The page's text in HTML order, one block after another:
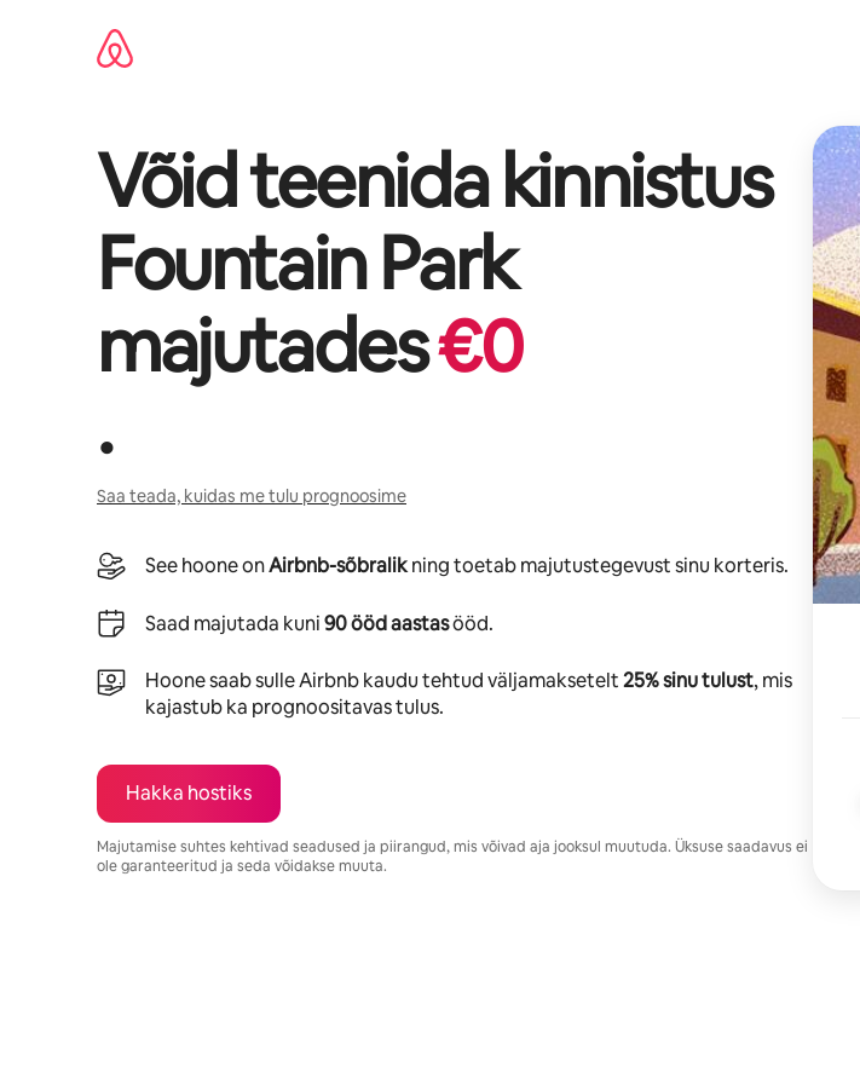
Võid teenida kinnistus
Fountain Park
majutades€0
.
Saa teada, kuidas me tulu prognoosime
See hoone onAirbnb-sõbralikning toetab majutustegevust sinu korteris.
Saad majutada kuni90 ööd aastasööd.
Hoone saab sulle Airbnb kaudu tehtud väljamaksetelt25% sinu tulust, mis
kajastub ka prognoositavas tulus.
Hakka hostiks
Majutamise suhtes kehtivad seadused ja piirangud, mis võivad aja jooksul muutuda. Üksuse saadavus ei
ole garanteeritud ja seda võidakse muuta.